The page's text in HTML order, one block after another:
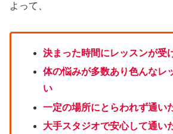
よって、
決まった時間にレッスンが受
体の悩みが多数あり色んなレ
い
一定の場所にとらわれず通い
大手スタジオで安心して通い